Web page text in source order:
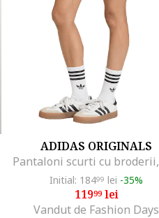
ADIDAS ORIGINALS
Initial: 18499 lei -35%
11999lei
Vandut de Fashion Days